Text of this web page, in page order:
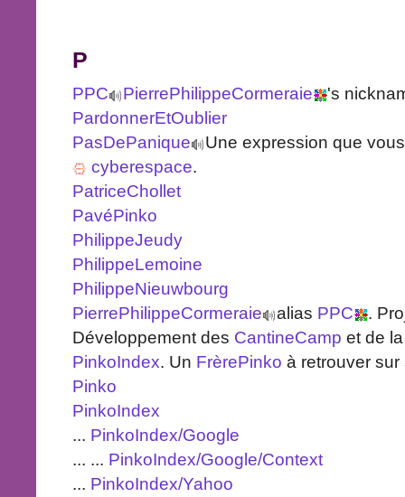
P
PPC PierrePhilippeCormeraie
's
PardonnerEtOublier
PasDePanique
Une expression que
cyberespace.
PatriceChollet
PavéPinko
PhilippeJeudy
PhilippeLemoine
PhilippeNieuwbourg
PierrePhilippeCormeraie
alias PPC
.
Développement des CantineCamp et de
PinkoIndex. Un FrèrePinko à retrouver
Pinko
PinkoIndex
... PinkoIndex/Google
... ... PinkoIndex/Google/Context
... PinkoIndex/Yahoo